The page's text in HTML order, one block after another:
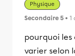
Physique
Secondaire 5 •
pourquoi
varier selon